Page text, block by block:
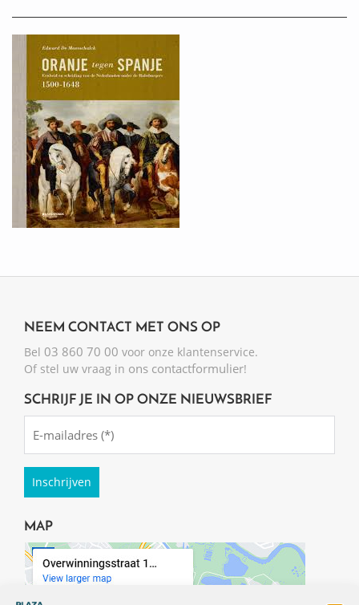
NEEM CONTACT MET ONS OP
Bel 03 860 70 00 voor onze klantenservice.
Of stel uw vraag in ons contactformulier!
SCHRIJF JE IN OP ONZE NIEUWSBRIEF
(Required)
MAP